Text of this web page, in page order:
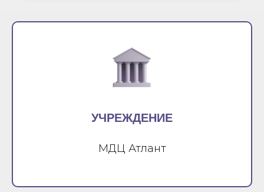
УЧРЕЖДЕНИЕ
МДЦ Атлант